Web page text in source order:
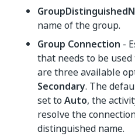
name of the group.
Group Connection -
that needs to be
are three available
Secondary. The
set to Auto, the
resolve the
distinguished name.